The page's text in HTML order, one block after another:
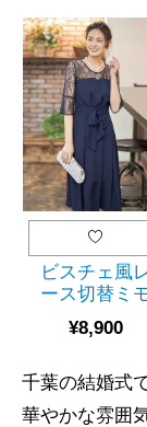
ビスチェ風
ース切替ミ
（ネイビー）
¥8,900
千葉の結婚式
華やかな雰囲